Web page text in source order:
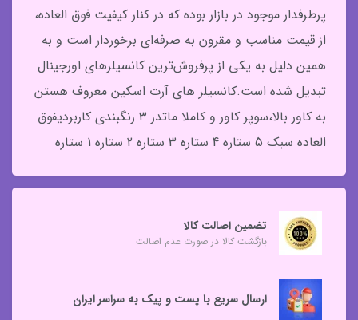
پرطرفدار موجود در بازار بوده که در کنار کیفیت فوق العاده،
از قیمت مناسب و مقرون به صرفه‌ای برخوردار است و به
همین دلیل به یکی از پرفروش‌ترین کانسیلرهای اورجینال
تبدیل شده است.کانسیلر های آرت اسکین معروف هستن
به کاور بالا،سوپر کاور و کاملا ماتدر ۳ رنگبندی کاربردیفوق
العاده سبک 5 ستاره 4 ستاره 3 ستاره 2 ستاره 1 ستاره
تضمین اصالت کالا
بازگشت کالا در صورت عدم اصالت
ارسال سریع با پست و پیک به سراسر ایران